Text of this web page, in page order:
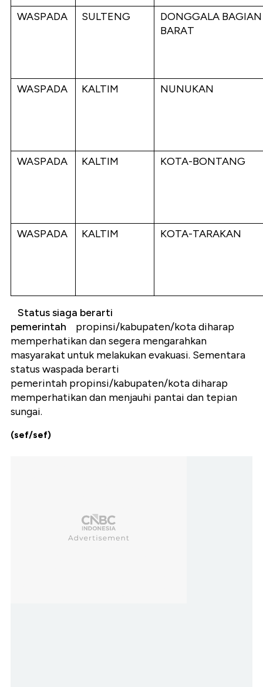
WASPADA SULTENG
DONGGALA BAGIAN
BARAT
WASPADA KALTIM NUNUKAN
WASPADA KALTIM KOTA-BONTANG
WASPADA KALTIM KOTA-TARAKAN
Status siaga berarti
pemerintah
propinsi/kabupaten/kota diharap
memperhatikan dan segera mengarahkan
masyarakat untuk melakukan evakuasi. Sementara
status waspada berarti
pemerintah propinsi/kabupaten/kota diharap
memperhatikan dan menjauhi pantai dan tepian
sungai.
(sef/sef)